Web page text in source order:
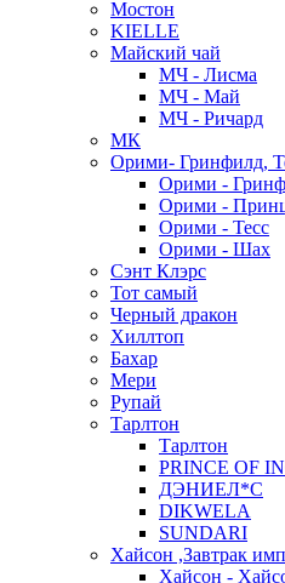
Мостон
KIELLE
Майский чай
МЧ - Лисма
МЧ - Май
МЧ - Ричард
МК
Орими- Гринфилд,
Орими -
Орими -
Орими - Тесс
Орими - Шах
Сэнт Клэрс
Тот самый
Черный дракон
Хиллтоп
Бахар
Мери
Рупай
Тарлтон
Тарлтон
PRINCE OF
ДЭНИЕЛ*С
DIKWELA
SUNDARI
Хайсон ,Завтрак
Хайсон -